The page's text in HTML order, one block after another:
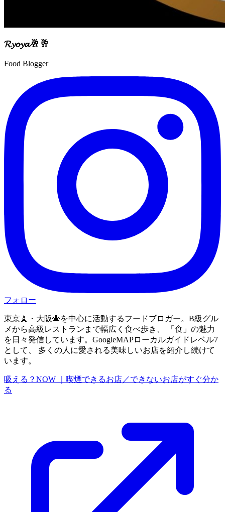
𝓡𝔂𝓸𝔂𝓪🥂🥂
Food Blogger
フォロー
東京🗼・大阪🐙を中心に活動するフードブロガー。B級グル
メから高級レストランまで幅広く食べ歩き、 「食」の魅力
を日々発信しています。GoogleMAPローカルガイドレベル7
として、 多くの人に愛される美味しいお店を紹介し続けて
います。
吸える？NOW ｜喫煙できるお店／できないお店がすぐ分か
る